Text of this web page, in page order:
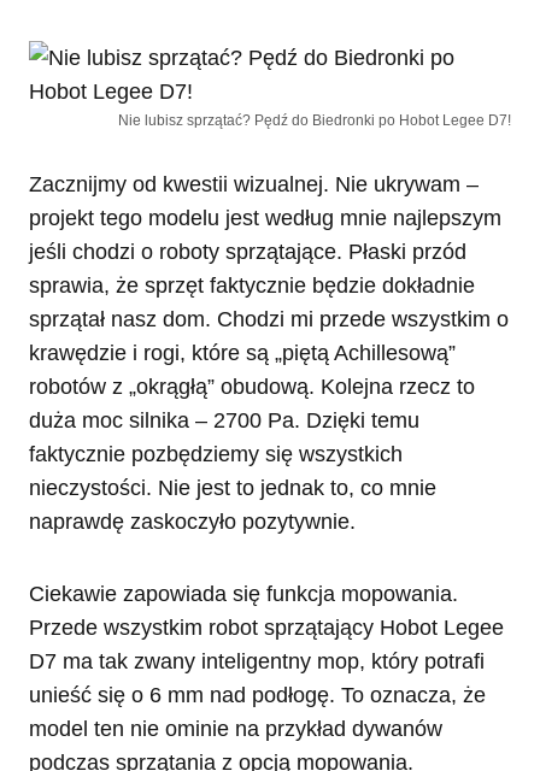
Nie lubisz sprzątać? Pędź do Biedronki po Hobot Legee D7!
Zacznijmy od kwestii wizualnej. Nie ukrywam –
projekt tego modelu jest według mnie najlepszym
jeśli chodzi o roboty sprzątające. Płaski przód
sprawia, że sprzęt faktycznie będzie dokładnie
sprzątał nasz dom. Chodzi mi przede wszystkim o
krawędzie i rogi, które są „piętą Achillesową”
robotów z „okrągłą” obudową. Kolejna rzecz to
duża moc silnika – 2700 Pa. Dzięki temu
faktycznie pozbędziemy się wszystkich
nieczystości. Nie jest to jednak to, co mnie
naprawdę zaskoczyło pozytywnie.
Ciekawie zapowiada się funkcja mopowania.
Przede wszystkim robot sprzątający Hobot Legee
D7 ma tak zwany inteligentny mop, który potrafi
unieść się o 6 mm nad podłogę. To oznacza, że
model ten nie ominie na przykład dywanów
podczas sprzątania z opcją mopowania.